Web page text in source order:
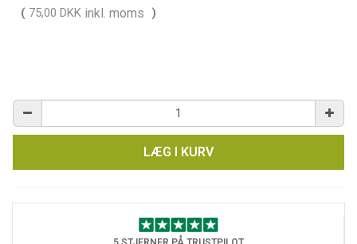
( 75,00 DKK inkl. moms )
LÆG I KURV